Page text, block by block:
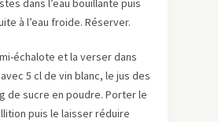
dans l’eau bouillante puis
à l’eau froide. Réserver.
échalote et la verser dans
5 cl de vin blanc, le jus des
de sucre en poudre. Porter le
puis le laisser réduire